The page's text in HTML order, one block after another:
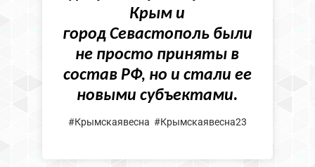
Крым и
город Севастополь были
не просто приняты в
состав РФ, но и стали ее
новыми субъектами.
#Крымскаявесна #Крымскаявесна23